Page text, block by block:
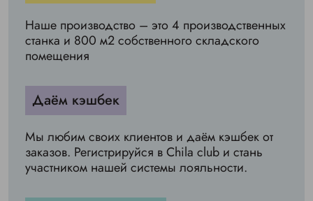
Наше производство – это 4 производственных
станка и 800 м2 собственного складского
помещения
Даём кэшбек
Мы любим своих клиентов и даём кэшбек от
заказов. Регистрируйся в Chila club и стань
участником нашей системы лояльности.